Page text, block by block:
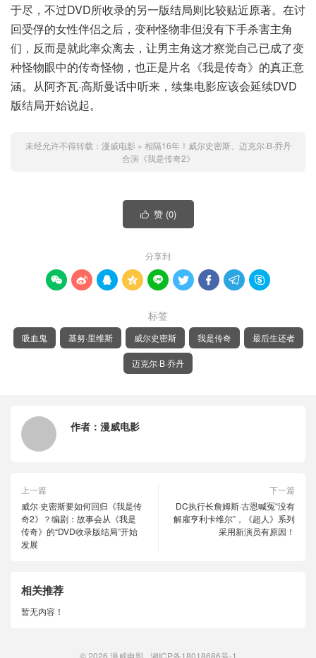
于尽，不过DVD所收录的另一版结局则比较贴近原著。在讨
回受俘的女性伴侣之后，变种怪物非但没有下手杀害主角
们，反而是就此率众离去，让男主角这才察觉自己已成了变
种怪物眼中的传奇怪物，也正是片名《我是传奇》的真正意
涵。从阿齐瓦·高斯曼话中听来，续集电影应该会延续DVD
版结局开始说起。
未经允许不得转载： 漫威电影 » 相隔16年！威尔史密斯、迈克尔·B·乔丹
合演《我是传奇2》
 赞 (0)
分享到
        
标签
吸血鬼 基努·里维斯 威尔史密斯 我是传奇 最后生还者
迈克尔·B·乔丹
作者： 漫威电影
上一篇
威尔·史密斯要如何回归《我是传
奇2》？编剧：故事会从《我是
传奇》的“DVD收录版结局”开始
发展
下一篇
DC执行长詹姆斯·古恩喊冤“没有
解雇亨利卡维尔”，《超人》系列
采用新演员有原因！
相关推荐
暂无内容！
© 2026 漫威电影 湘ICP备18018686号-1